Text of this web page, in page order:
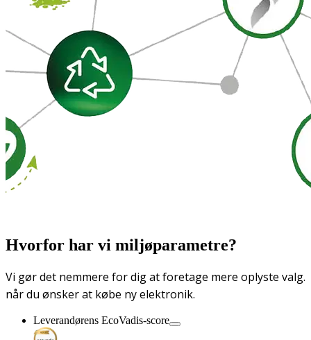
Hvorfor har vi miljøparametre?
Vi gør det nemmere for dig at foretage mere oplyste valg.
når du ønsker at købe ny elektronik.
Leverandørens EcoVadis-score